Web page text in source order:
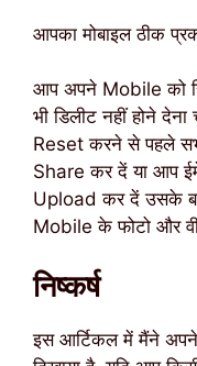
आपका मोबाइल ठीक
आप अपने Mobile को
भी डिलीट नहीं होने
Reset करने से पहले
Share कर दें या आप
Upload कर दें उसके
Mobile के फोटो और
निष्कर्ष
इस आर्टिकल में मैंने